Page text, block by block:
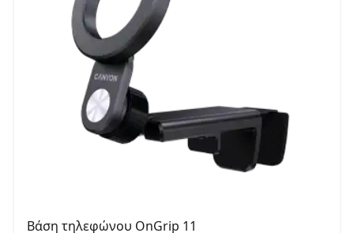
Βάση τηλεφώνου OnGrip 11